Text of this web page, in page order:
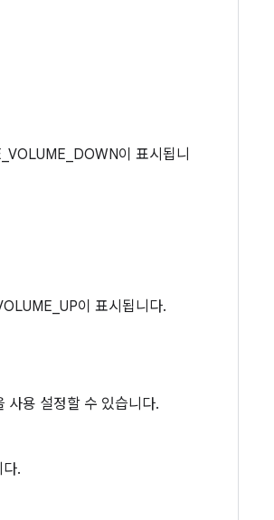
이 표시됩니
이 표시됩니다.
사용 설정할 수 있습니다.
.